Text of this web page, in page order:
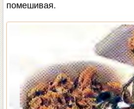
помешивая.